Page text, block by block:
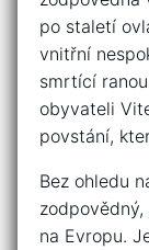
po staletí
vnitřní
smrtící
obyvateli
povstání,
Bez ohledu
na Evropu.